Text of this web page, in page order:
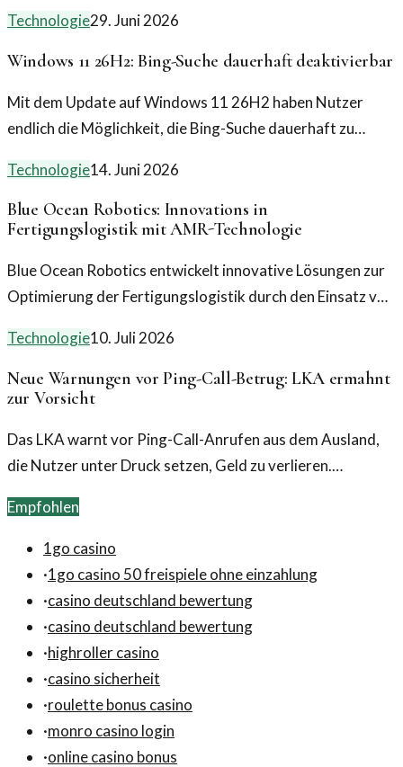
Technologie29. Juni 2026
Windows 11 26H2: Bing-Suche dauerhaft deaktivierbar
Mit dem Update auf Windows 11 26H2 haben Nutzer
endlich die Möglichkeit, die Bing-Suche dauerhaft zu
Benutzerfreundlichkeit?
Technologie14. Juni 2026
Blue Ocean Robotics: Innovations in
Fertigungslogistik mit AMR-Technologie
Blue Ocean Robotics entwickelt innovative Lösungen zur
Optimierung der Fertigungslogistik durch den Einsatz von
Finanzierungsrunde.
Technologie10. Juli 2026
Neue Warnungen vor Ping-Call-Betrug: LKA ermahnt
zur Vorsicht
Das LKA warnt vor Ping-Call-Anrufen aus dem Ausland,
die Nutzer unter Druck setzen, Geld zu verlieren.
viele. Dabei werden einfache Tricks angewandt, um
Schnelligkeit und Aufmerksamkeit zu nutzen.
Empfohlen
1go casino
·1go casino 50 freispiele ohne einzahlung
·casino deutschland bewertung
·casino deutschland bewertung
·highroller casino
·casino sicherheit
·roulette bonus casino
·monro casino login
·online casino bonus